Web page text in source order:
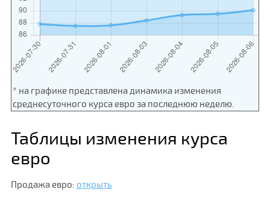
* на графике представлена динамика изменения
среднесуточного курса евро за последнюю неделю.
Таблицы изменения курса
евро
Продажа евро: открыть